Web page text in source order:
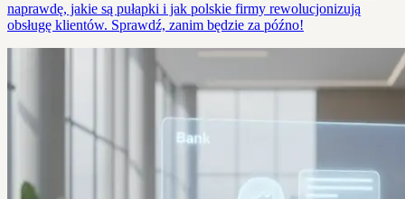
naprawdę, jakie są pułapki i jak polskie firmy rewolucjonizują
obsługę klientów. Sprawdź, zanim będzie za późno!